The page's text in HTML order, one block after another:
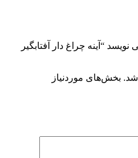
“آینه چراغ دار آفتابگیر
شد. بخش‌های موردنیاز